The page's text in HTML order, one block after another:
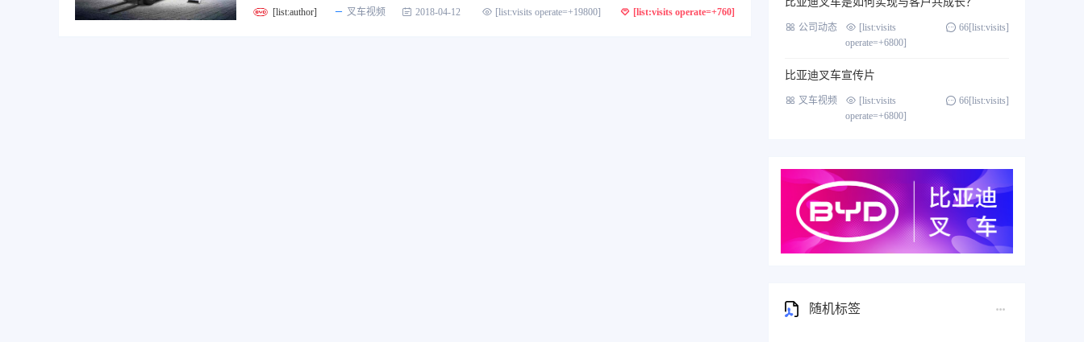
[list:author] 叉车视频 2018-04-12 [list:visits operate=+19800] [list:visits operate=+760]
公司动态
[list:visits
operate=+6800]
66[list:visits]
比亚迪叉车宣传片
叉车视频
[list:visits
operate=+6800]
66[list:visits]
随机标签